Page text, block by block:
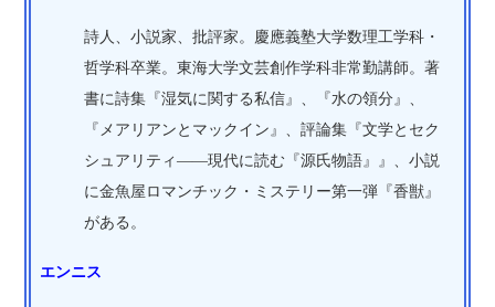
詩人、小説家、批評家。慶應義塾大学数理工学科・
哲学科卒業。東海大学文芸創作学科非常勤講師。著
書に詩集『湿気に関する私信』、『水の領分』、
『メアリアンとマックイン』、評論集『文学とセク
シュアリティ――現代に読む『源氏物語』』、小説
に金魚屋ロマンチック・ミステリー第一弾『香獣』
がある。
エンニス